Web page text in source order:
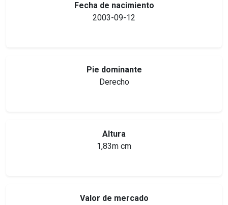
Fecha de nacimiento
2003-09-12
Pie dominante
Derecho
Altura
1,83m cm
Valor de mercado